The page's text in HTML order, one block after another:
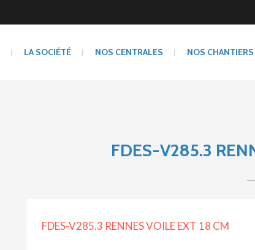
LA SOCIÉTÉ NOS CENTRALES NOS CHANTIERS
FDES-V285.3
FDES-V285.3 RENNES VOILE EXT 18 CM